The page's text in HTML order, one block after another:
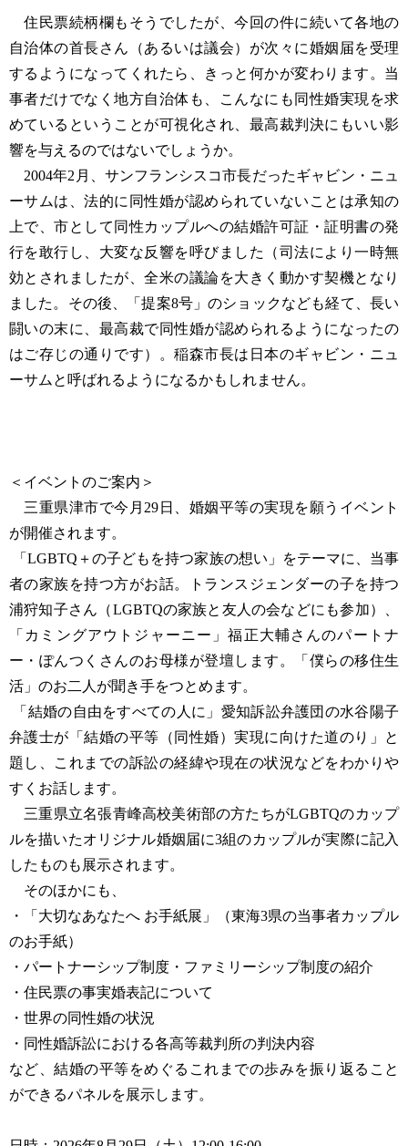
住民票続柄欄もそうでしたが、今回の件に続いて各地の
自治体の首長さん（あるいは議会）が次々に婚姻届を受理
するようになってくれたら、きっと何かが変わります。当
事者だけでなく地方自治体も、こんなにも同性婚実現を求
めているということが可視化され、最高裁判決にもいい影
響を与えるのではないでしょうか。
2004年2月、サンフランシスコ市長だったギャビン・ニュ
ーサムは、法的に同性婚が認められていないことは承知の
上で、市として同性カップルへの結婚許可証・証明書の発
行を敢行し、大変な反響を呼びました（司法により一時無
効とされましたが、全米の議論を大きく動かす契機となり
ました。その後、「提案8号」のショックなども経て、長い
闘いの末に、最高裁で同性婚が認められるようになったの
はご存じの通りです）。稲森市長は日本のギャビン・ニュ
ーサムと呼ばれるようになるかもしれません。
＜イベントのご案内＞
三重県津市で今月29日、婚姻平等の実現を願うイベント
が開催されます。
「LGBTQ＋の子どもを持つ家族の想い」をテーマに、当事
者の家族を持つ方がお話。トランスジェンダーの子を持つ
浦狩知子さん（LGBTQの家族と友人の会などにも参加）、
「カミングアウトジャーニー」福正大輔さんのパートナ
ー・ぽんつくさんのお母様が登壇します。「僕らの移住生
活」のお二人が聞き手をつとめます。
「結婚の自由をすべての人に」愛知訴訟弁護団の水谷陽子
弁護士が「結婚の平等（同性婚）実現に向けた道のり」と
題し、これまでの訴訟の経緯や現在の状況などをわかりや
すくお話します。
三重県立名張青峰高校美術部の方たちがLGBTQのカップ
ルを描いたオリジナル婚姻届に3組のカップルが実際に記入
したものも展示されます。
そのほかにも、
・「大切なあなたへ お手紙展」（東海3県の当事者カップル
のお手紙）
・パートナーシップ制度・ファミリーシップ制度の紹介
・住民票の事実婚表記について
・世界の同性婚の状況
・同性婚訴訟における各高等裁判所の判決内容
など、結婚の平等をめぐるこれまでの歩みを振り返ること
ができるパネルを展示します。